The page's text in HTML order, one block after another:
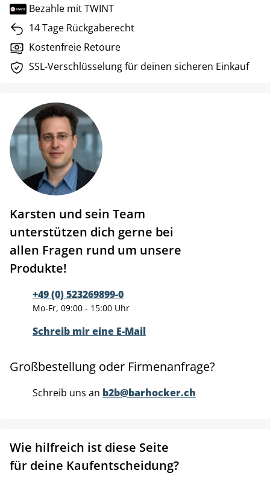
Bezahle mit TWINT
14 Tage Rückgaberecht
Kostenfreie Retoure
SSL-Verschlüsselung für deinen sicheren Einkauf
Karsten und sein Team
unterstützen dich gerne bei
allen Fragen rund um unsere
Produkte!
+49 (0) 523269899-0
Mo-Fr, 09:00 - 15:00 Uhr
Schreib mir eine E-Mail
Großbestellung oder Firmenanfrage?
Schreib uns an b2b@barhocker.ch
Wie hilfreich ist diese Seite
für deine Kaufentscheidung?